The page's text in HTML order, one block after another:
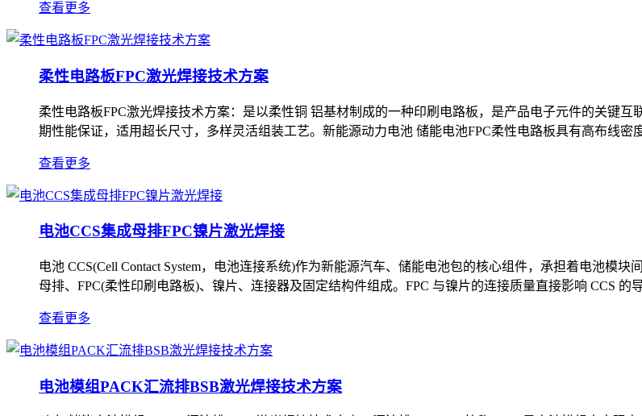
查看更多
柔性电路板FPC激光焊接技术方案
柔性电路板FPC激光焊接技术方案：是以柔性铜 铝基材制成的一种印刷电路板，是产品电子元件的关键
期性能保证，适用超长尺寸，多样灵活组装工艺。新能源动力电池 储能电池FPC柔性电路板具有高布线密
查看更多
电池CCS集成母排FPC镍片激光焊接
电池 CCS(Cell Contact System，电池连接系统)作为新能源汽车、储能电池包的核心组件，承担着电池模
母排、FPC(柔性印刷电路板)、镍片、连接器及固定结构件组成。FPC 与镍片的连接质量直接影响 CCS
查看更多
电池模组PACK汇流排BSB激光焊接技术方案